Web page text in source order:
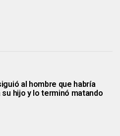
al hombre que habría
su hijo y lo terminó matando